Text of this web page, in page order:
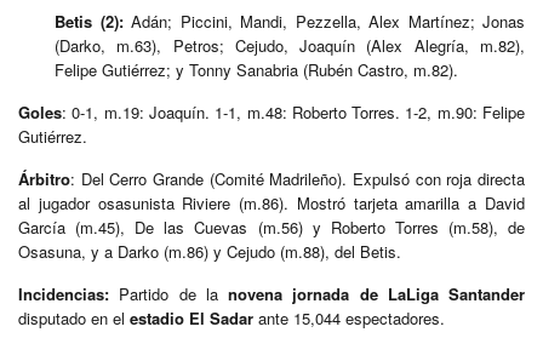
Betis (2):Adán; Piccini, Mandi, Pezzella, Alex Martínez; Jonas
(Darko, m.63), Petros; Cejudo, Joaquín (Alex Alegría, m.82),
Felipe Gutiérrez; y Tonny Sanabria (Rubén Castro, m.82).
Goles: 0-1, m.19: Joaquín. 1-1, m.48: Roberto Torres. 1-2, m.90: Felipe
Gutiérrez.
Árbitro: Del Cerro Grande (Comité Madrileño). Expulsó con roja directa
al jugador osasunista Riviere (m.86). Mostró tarjeta amarilla a David
García (m.45), De las Cuevas (m.56) y Roberto Torres (m.58), de
Osasuna, y a Darko (m.86) y Cejudo (m.88), del Betis.
Incidencias: Partido de la novena jornada de LaLiga Santander
disputado en el estadio El Sadar ante 15,044 espectadores.